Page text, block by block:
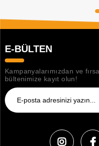
E-BÜLTEN
Kampanyalarımızdan ve
bültenimize kayıt olun!